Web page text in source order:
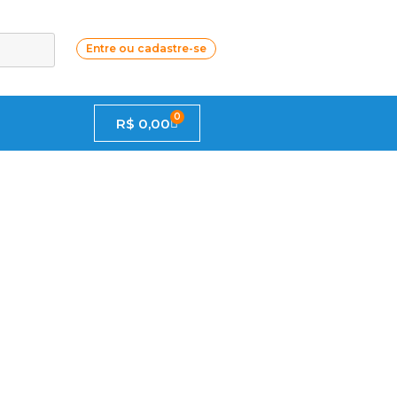
Entre ou cadastre-se
R$ 0,00 0